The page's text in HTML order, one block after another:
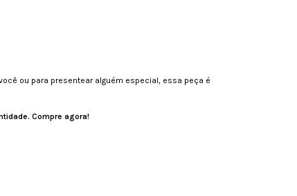
ou para presentear alguém especial, essa peça é
Compre agora!